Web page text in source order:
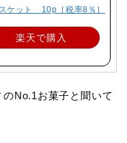
ケット 10p［税率8％］
楽天で購入
のNo.1お菓子と聞いて